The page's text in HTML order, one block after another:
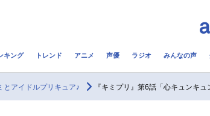
キング トレンド アニメ 声優 ラジオ みんなの声
とアイドルプリキュア♪ 『キミプリ』第6話「心キュンキ